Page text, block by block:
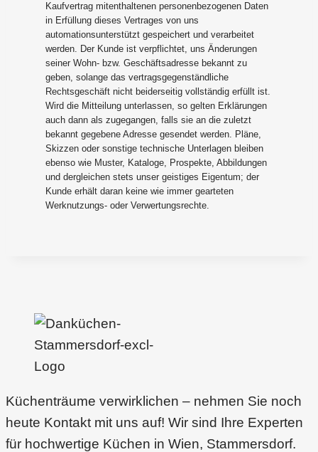
Kaufvertrag mitenthaltenen personenbezogenen Daten
in Erfüllung dieses Vertrages von uns
automationsunterstützt gespeichert und verarbeitet
werden. Der Kunde ist verpflichtet, uns Änderungen
seiner Wohn- bzw. Geschäftsadresse bekannt zu
geben, solange das vertragsgegenständliche
Rechtsgeschäft nicht beiderseitig vollständig erfüllt ist.
Wird die Mitteilung unterlassen, so gelten Erklärungen
auch dann als zugegangen, falls sie an die zuletzt
bekannt gegebene Adresse gesendet werden. Pläne,
Skizzen oder sonstige technische Unterlagen bleiben
ebenso wie Muster, Kataloge, Prospekte, Abbildungen
und dergleichen stets unser geistiges Eigentum; der
Kunde erhält daran keine wie immer gearteten
Werknutzungs- oder Verwertungsrechte.
Küchenträume verwirklichen – nehmen Sie noch
heute Kontakt mit uns auf! Wir sind Ihre Experten
für hochwertige Küchen in Wien, Stammersdorf.